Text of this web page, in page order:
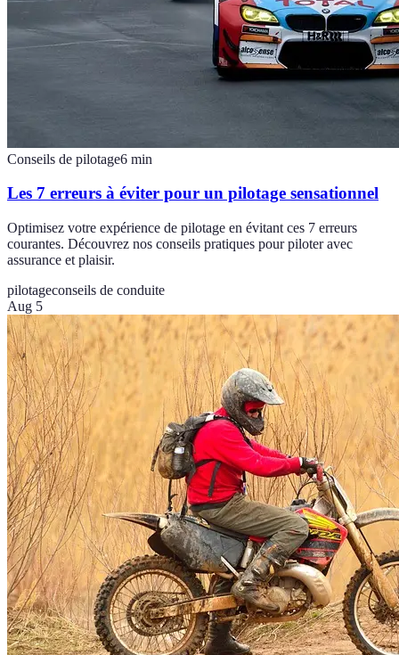
Conseils de pilotage6 min
Les 7 erreurs à éviter pour un pilotage sensationnel
Optimisez votre expérience de pilotage en évitant ces 7 erreurs
courantes. Découvrez nos conseils pratiques pour piloter avec
assurance et plaisir.
pilotageconseils de conduite
Aug 5